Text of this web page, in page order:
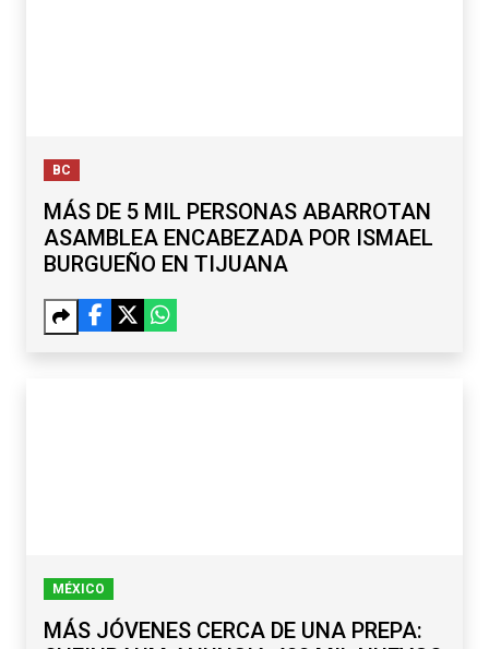
BC
MÁS DE 5 MIL PERSONAS ABARROTAN
ASAMBLEA ENCABEZADA POR ISMAEL
BURGUEÑO EN TIJUANA
MÉXICO
MÁS JÓVENES CERCA DE UNA PREPA: